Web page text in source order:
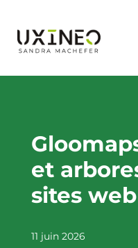
Aller
au
et
sites web
11 juin 2026